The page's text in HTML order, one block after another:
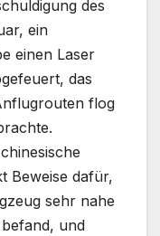
des
ein
einen Laser
das
flog
Beweise dafür,
sehr nahe
und